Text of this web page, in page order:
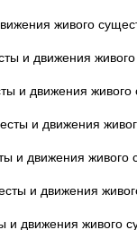
живого
и движения
и движения
и движения
и движения живого
и движения
и движения живого